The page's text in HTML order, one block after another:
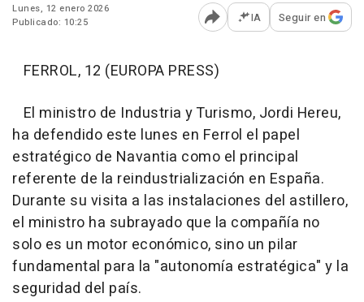
Lunes, 12 enero 2026
Publicado: 10:25
Abrir opciones para
IA Seguir en
FERROL, 12 (EUROPA PRESS)
El ministro de Industria y Turismo, Jordi Hereu,
ha defendido este lunes en Ferrol el papel
estratégico de Navantia como el principal
referente de la reindustrialización en España.
Durante su visita a las instalaciones del astillero,
el ministro ha subrayado que la compañía no
solo es un motor económico, sino un pilar
fundamental para la "autonomía estratégica" y la
seguridad del país.